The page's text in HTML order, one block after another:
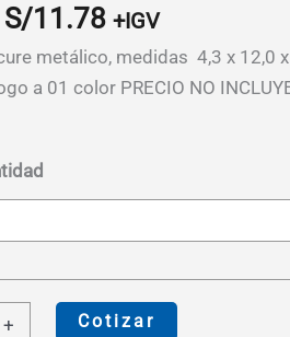
S/11.78Rango
de
precios:
S/11.78
+IGV
metálico, medidas 4,3 x 12,0
a 01 color PRECIO NO
+ Cotizar